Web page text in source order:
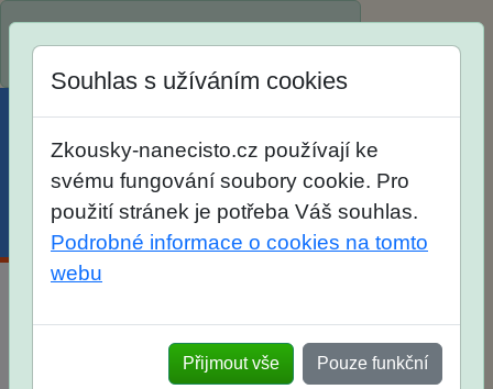
SŠ? Vaše ohlasy po skutečných
přijímacích zkouškách
Souhlas s užíváním cookies
Zkousky-nanecisto.cz používají ke
svému fungování soubory cookie. Pro
použití stránek je potřeba Váš souhlas.
Podrobné informace o cookies na tomto
webu
Přijmout vše Pouze funkční